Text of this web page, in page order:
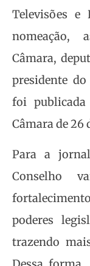
Televisões e
nomeação,
Câmara,
presidente
foi
Câmara de 26
Para a
Conselho
poderes
trazendo